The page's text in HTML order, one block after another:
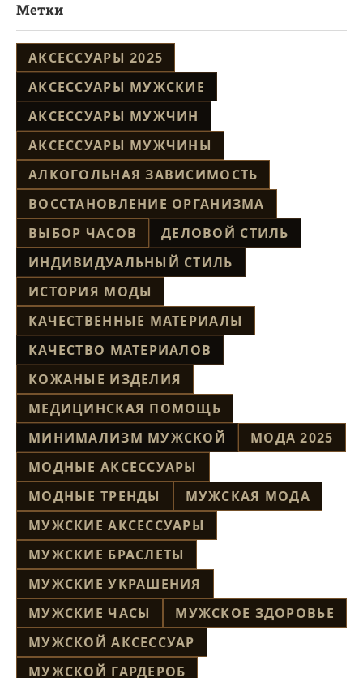
Метки
АКСЕССУАРЫ 2025
АКСЕССУАРЫ МУЖСКИЕ
АКСЕССУАРЫ МУЖЧИН
АКСЕССУАРЫ МУЖЧИНЫ
АЛКОГОЛЬНАЯ ЗАВИСИМОСТЬ
ВОССТАНОВЛЕНИЕ ОРГАНИЗМА
ВЫБОР ЧАСОВ
ДЕЛОВОЙ СТИЛЬ
ИНДИВИДУАЛЬНЫЙ СТИЛЬ
ИСТОРИЯ МОДЫ
КАЧЕСТВЕННЫЕ МАТЕРИАЛЫ
КАЧЕСТВО МАТЕРИАЛОВ
КОЖАНЫЕ ИЗДЕЛИЯ
МЕДИЦИНСКАЯ ПОМОЩЬ
МИНИМАЛИЗМ МУЖСКОЙ
МОДА 2025
МОДНЫЕ АКСЕССУАРЫ
МОДНЫЕ ТРЕНДЫ
МУЖСКАЯ МОДА
МУЖСКИЕ АКСЕССУАРЫ
МУЖСКИЕ БРАСЛЕТЫ
МУЖСКИЕ УКРАШЕНИЯ
МУЖСКИЕ ЧАСЫ
МУЖСКОЕ ЗДОРОВЬЕ
МУЖСКОЙ АКСЕССУАР
МУЖСКОЙ ГАРДЕРОБ